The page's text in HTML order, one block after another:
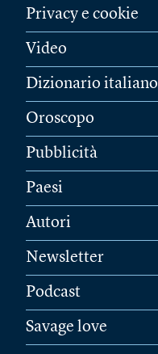
Privacy e cookie
Video
Dizionario italiano
Oroscopo
Pubblicità
Paesi
Autori
Newsletter
Podcast
Savage love